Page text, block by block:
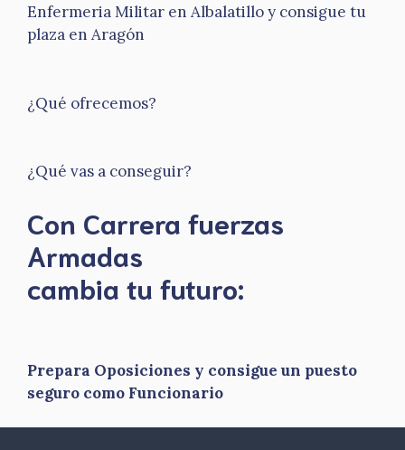
Enfermeria Militar en Albalatillo y consigue tu
plaza en Aragón
¿Qué ofrecemos?
¿Qué vas a conseguir?
Con Carrera fuerzas
Armadas
​cambia tu futuro:
Prepara Oposiciones y consigue un puesto
seguro como Funcionario